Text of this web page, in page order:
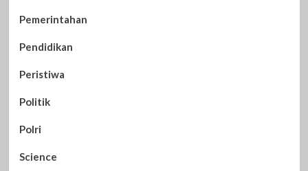
Pemerintahan
Pendidikan
Peristiwa
Politik
Polri
Science